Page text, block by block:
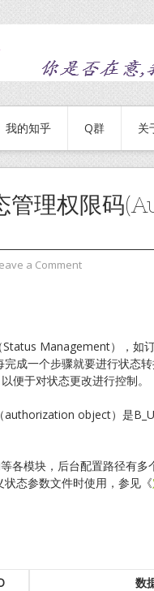
我的知乎 Q群 关
管理权限码
a Comment
Status Management），如
成一个步骤就要进行状态
便于对状态更改进行控制。
object）是
各模块，后台配置路径有
态参数文件时使用，参见《
数